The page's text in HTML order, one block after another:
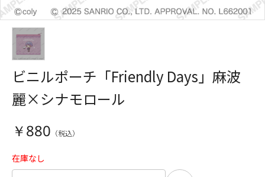
ビニルポーチ「Friendly Days」麻波
麗×シナモロール
￥880
在庫なし